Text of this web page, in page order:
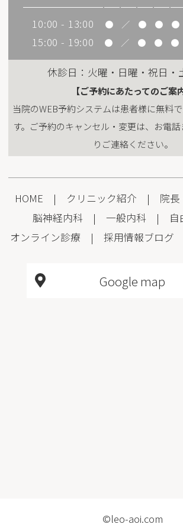
10:00 - 13:00 ● ／ ● ● ●
15:00 - 19:00 ● ／ ● ● ●
休診日：火曜・日曜・祝日・
【ご予約にあたってのご案
当院のWEB予約システムは患者様に無料
す。ご予約のキャンセル・変更は、お電
りご連絡ください。
HOME | クリニック紹介 | 院
脳神経内科 | 一般内科 | 自
オンライン診療 | 採用情報ブログ
Google map
©leo-aoi.com